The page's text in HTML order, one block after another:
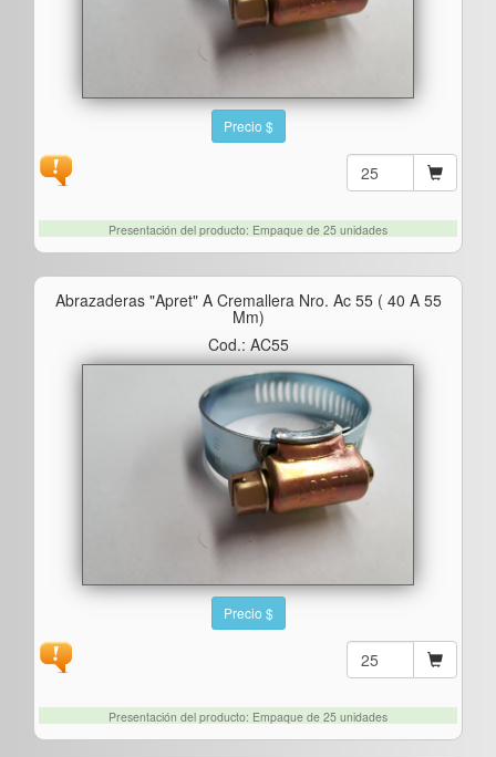
Precio $
Presentación del producto: Empaque de 25 unidades
Abrazaderas "apret" A Cremallera Nro. Ac 55 ( 40 A 55
Mm)
Cod.: AC55
Precio $
Presentación del producto: Empaque de 25 unidades